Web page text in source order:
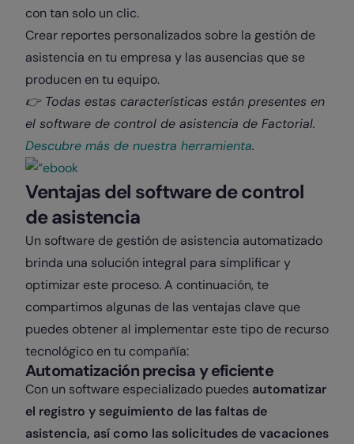
con tan solo un clic.
Crear reportes personalizados sobre la gestión de
asistencia en tu empresa y las ausencias que se
producen en tu equipo.
👉 Todas estas características están presentes en
el software de control de asistencia de Factorial.
Descubre más de nuestra herramienta.
Ventajas del software de control
de asistencia
Un software de gestión de asistencia automatizado
brinda una solución integral para simplificar y
optimizar este proceso. A continuación, te
compartimos algunas de las ventajas clave que
puedes obtener al implementar este tipo de recurso
tecnológico en tu compañía:
Automatización precisa y eficiente
Con un software especializado puedes automatizar
el registro y seguimiento de las faltas de
asistencia, así como las solicitudes de vacaciones